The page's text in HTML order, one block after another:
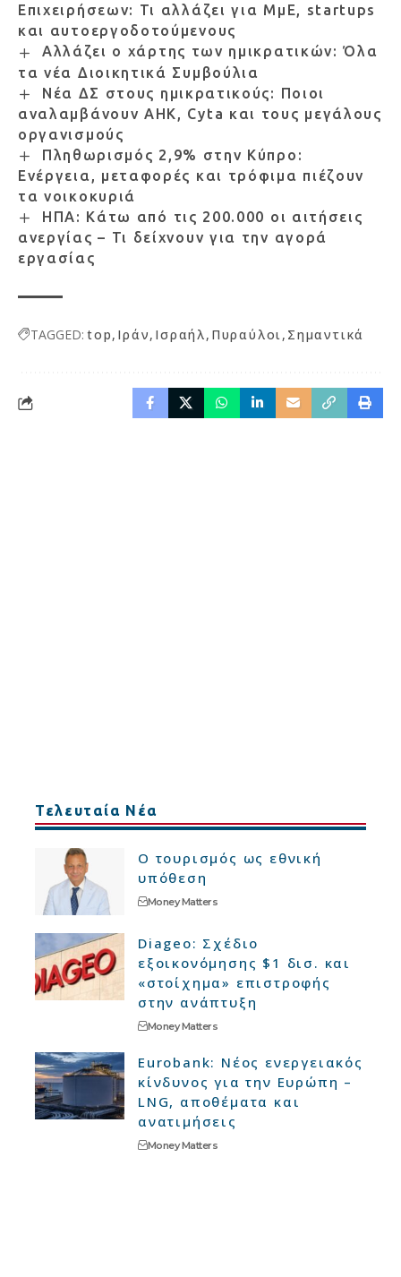
Επιχειρήσεων: Τι αλλάζει για ΜμΕ, startups
και αυτοεργοδοτούμενους
Αλλάζει ο χάρτης των ημικρατικών: Όλα
τα νέα Διοικητικά Συμβούλια
Νέα ΔΣ στους ημικρατικούς: Ποιοι
αναλαμβάνουν ΑΗΚ, Cyta και τους μεγάλους
οργανισμούς
Πληθωρισμός 2,9% στην Κύπρο:
Ενέργεια, μεταφορές και τρόφιμα πιέζουν
τα νοικοκυριά
ΗΠΑ: Κάτω από τις 200.000 οι αιτήσεις
ανεργίας – Τι δείχνουν για την αγορά
εργασίας
TAGGED: top Ιράν Ισραήλ Πυραύλοι Σημαντικά
Τελευταία Νέα
Ο τουρισμός ως εθνική
υπόθεση
Money Matters
Diageo: Σχέδιο
εξοικονόμησης $1 δισ. και
«στοίχημα» επιστροφής
στην ανάπτυξη
Money Matters
Eurobank: Νέος ενεργειακός
κίνδυνος για την Ευρώπη –
LNG, αποθέματα και
ανατιμήσεις
Money Matters